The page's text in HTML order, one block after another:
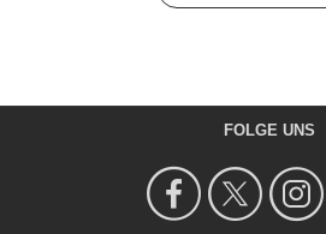
FOLGE UNS